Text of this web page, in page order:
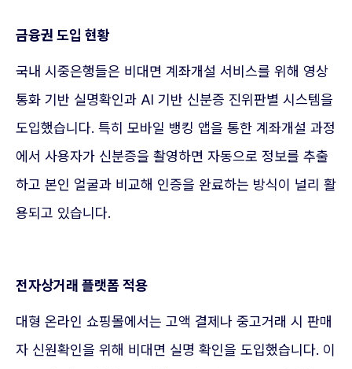
금융권 도입 현황
국내 시중은행들은 비대면 계좌개설 서비스를 위해 영상
통화 기반 실명확인과 AI 기반 신분증 진위판별 시스템을
도입했습니다. 특히 모바일 뱅킹 앱을 통한 계좌개설 과정
에서 사용자가 신분증을 촬영하면 자동으로 정보를 추출
하고 본인 얼굴과 비교해 인증을 완료하는 방식이 널리 활
용되고 있습니다.
전자상거래 플랫폼 적용
대형 온라인 쇼핑몰에서는 고액 결제나 중고거래 시 판매
자 신원확인을 위해 비대면 실명 확인을 도입했습니다. 이